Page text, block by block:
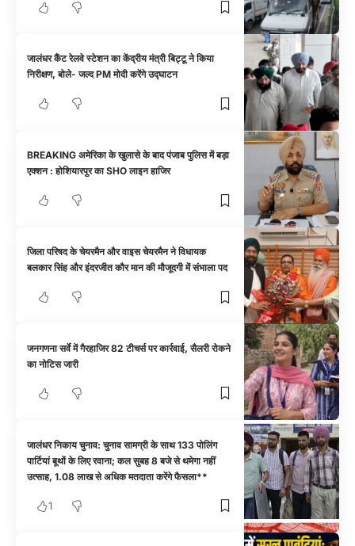
जालंधर कैंट रेलवे स्टेशन का केंद्रीय मंत्री बिट्टू ने किया
निरीक्षण, बोले- जल्द PM मोदी करेंगे उद्घाटन
BREAKING अमेरिका के खुलासे के बाद पंजाब पुलिस में बड़ा
एक्शन : होशियारपुर का SHO लाइन हाजिर
जिला परिषद के चेयरमैन और वाइस चेयरमैन ने विधायक
बलकार सिंह और इंदरजीत कौर मान की मौजूदगी में संभाला पद
जनगणना सर्वे में गैरहाजिर 82 टीचर्स पर कार्रवाई, सैलरी रोकने
का नोटिस जारी
जालंधर निकाय चुनाव: चुनाव सामग्री के साथ 133 पोलिंग
पार्टियां बूथों के लिए रवाना; कल सुबह 8 बजे से थमेगा नहीं
उत्साह, 1.08 लाख से अधिक मतदाता करेंगे फैसला**
1